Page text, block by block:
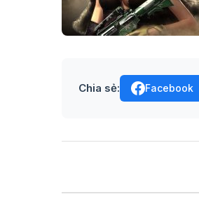
Chia sẻ: Facebook